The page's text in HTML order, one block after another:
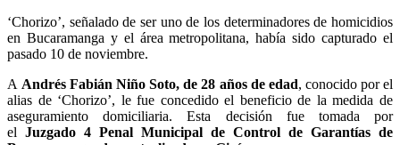
‘Chorizo’, señalado de ser uno de los determinadores de homicidios
en Bucaramanga y el área metropolitana, había sido capturado el
pasado 10 de noviembre.
A Andrés Fabián Niño Soto, de 28 años de edad, conocido por el
alias de ‘Chorizo’, le fue concedido el beneficio de la medida de
aseguramiento domiciliaria. Esta decisión fue tomada por
el Juzgado 4 Penal Municipal de Control de Garantías de